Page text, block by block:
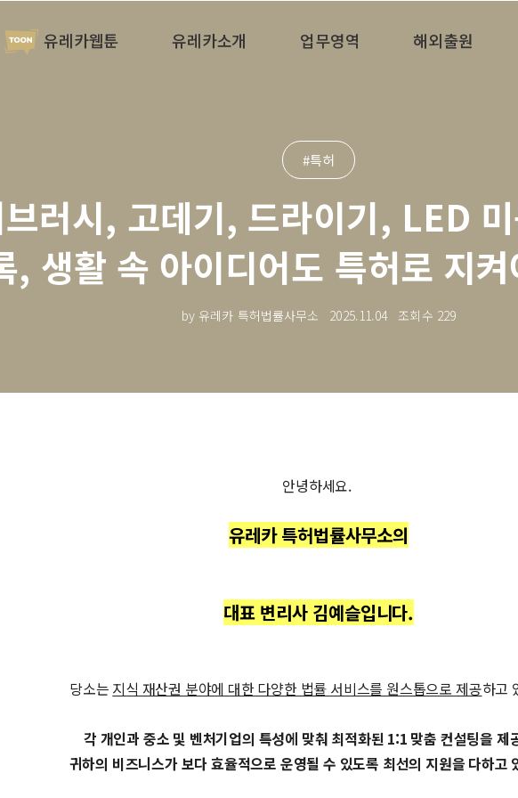
유레카웹툰 유레카소개 업무영역 해외출원
#특허
러시, 고데기, 드라이기, LED
, 생활 속 아이디어도 특허로 지
by 유레카 특허법률사무소 2025.11.04 조회수 229
안녕하세요.
유레카 특허법률사무소의
대표 변리사 김예슬입니다.
당소는 지식 재산권 분야에 대한 다양한 법률 서비스를 원스톱으로 제공하고
각 개인과 중소 및 벤처기업의 특성에 맞춰 최적화된 1:1 맞춤 컨설팅을 제
귀하의 비즈니스가 보다 효율적으로 운영될 수 있도록 최선의 지원을 다하고